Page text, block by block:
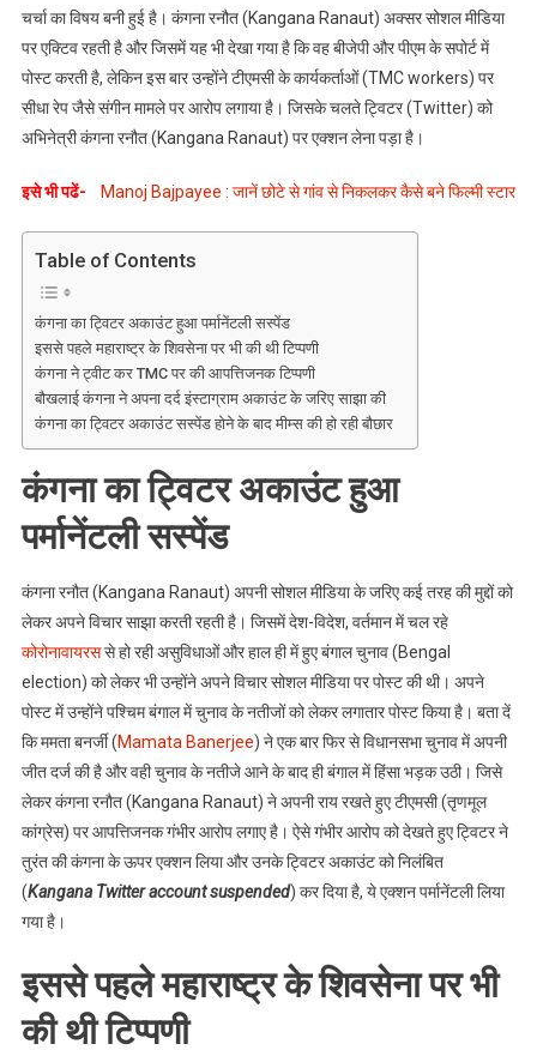
Twitter
अकाउंट
हुआ
सस्पेंड
चर्चा का विषय बनी हुई है। कंगना रनौत (Kangana Ranaut) अक्सर सोशल मीडिया
पर एक्टिव रहती है और जिसमें यह भी देखा गया है कि वह बीजेपी और पीएम के सपोर्ट में
पोस्ट करती है, लेकिन इस बार उन्होंने टीएमसी के कार्यकर्ताओं (TMC workers) पर
सीधा रेप जैसे संगीन मामले पर आरोप लगाया है। जिसके चलते ट्विटर (Twitter) को
अभिनेत्री कंगना रनौत (Kangana Ranaut) पर एक्शन लेना पड़ा है।
इसे भी पढें- Manoj Bajpayee : जानें छोटे से गांव से निकलकर कैसे बने फिल्मी स्टार
Table of Contents
कंगना का ट्विटर अकाउंट हुआ पर्मानेंटली सस्पेंड
इससे पहले महाराष्ट्र के शिवसेना पर भी की थी टिप्पणी
कंगना ने ट्वीट कर TMC पर की आपत्तिजनक टिप्पणी
बौखलाई कंगना ने अपना दर्द इंस्टाग्राम अकाउंट के जरिए साझा की
कंगना का ट्विटर अकाउंट सस्पेंड होने के बाद मीम्स की हो रही बौछार
कंगना का ट्विटर अकाउंट हुआ
पर्मानेंटली सस्पेंड
कंगना रनौत (Kangana Ranaut) अपनी सोशल मीडिया के जरिए कई तरह की मुद्दों को
लेकर अपने विचार साझा करती रहती है। जिसमें देश-विदेश, वर्तमान में चल रहे
कोरोनावायरससे हो रही असुविधाओं और हाल ही में हुए बंगाल चुनाव (Bengal
election) को लेकर भी उन्होंने अपने विचार सोशल मीडिया पर पोस्ट की थी। अपने
पोस्ट में उन्होंने पश्चिम बंगाल में चुनाव के नतीजों को लेकर लगातार पोस्ट किया है। बता दें
कि ममता बनर्जी (Mamata Banerjee) ने एक बार फिर से विधानसभा चुनाव में अपनी
जीत दर्ज की है और वही चुनाव के नतीजे आने के बाद ही बंगाल में हिंसा भड़क उठी। जिसे
लेकर कंगना रनौत (Kangana Ranaut) ने अपनी राय रखते हुए टीएमसी (तृणमूल
कांग्रेस) पर आपत्तिजनक गंभीर आरोप लगाए है। ऐसे गंभीर आरोप को देखते हुए ट्विटर ने
तुरंत की कंगना के ऊपर एक्शन लिया और उनके ट्विटर अकाउंट को निलंबित
(Kangana Twitter account suspended) कर दिया है, ये एक्शन पर्मानेंटली लिया
गया है।
इससे पहले महाराष्ट्र के शिवसेना पर भी
की थी टिप्पणी